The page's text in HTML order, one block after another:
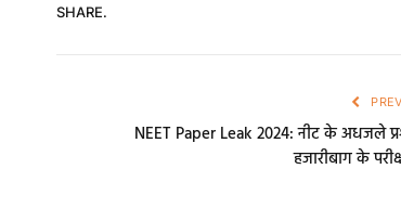
SHARE.
NEET Paper Leak 2024: नीट के अधजले
हजारीबाग के